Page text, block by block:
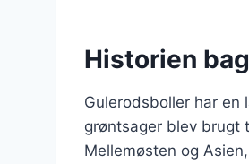
Historien
Gulerodsboller har
grøntsager blev brugt
Mellemøsten og